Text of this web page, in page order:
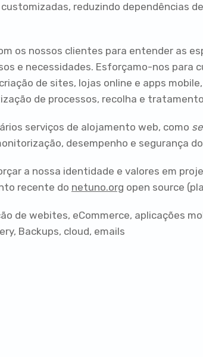
reduzindo dependências
os nossos clientes para entender as
e necessidades. Esforçamo-nos
de sites, lojas online e apps
de processos, recolha e
serviços de alojamento web, como
desempenho e segurança
a nossa identidade e valores em
recente do netuno.org open source
de webites, eCommerce, aplicações
Backups, cloud, emails